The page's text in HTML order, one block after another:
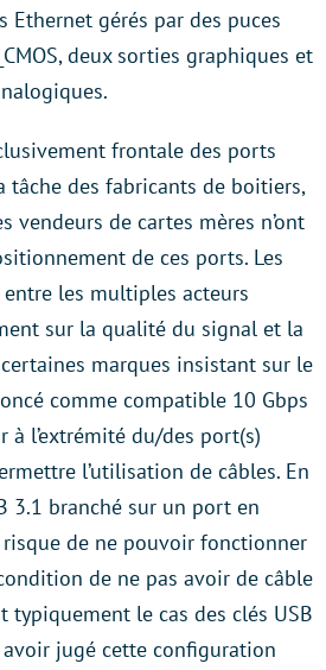
Ethernet gérés par des puces
deux sorties graphiques et
frontale des ports
tâche des fabricants de boitiers,
vendeurs de cartes mères n’ont
de ces ports. Les
les multiples acteurs
sur la qualité du signal et la
marques insistant sur le
comme compatible 10 Gbps
l’extrémité du/des port(s)
l’utilisation de câbles. En
3.1 branché sur un port en
de ne pouvoir fonctionner
de ne pas avoir de câble
typiquement le cas des clés USB
avoir jugé cette configuration